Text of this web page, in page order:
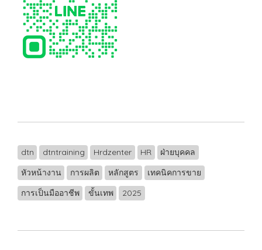
dtn dtntraining Hrdzenter HR
ฝ่ายบุคคล
หัวหน้างาน
การผลิต หลักสูตร
เทคนิคการขาย
การเป็นมืออาชีพ
ขั้นเทพ 2025